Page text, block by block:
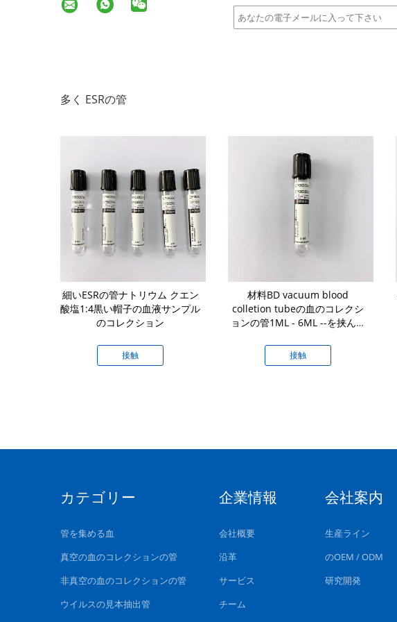
多く ESRの管
細いESRの管ナトリウム クエン
酸塩1:4黒い帽子の血液サンプル
のコレクション
接触
材料BD vacuum blood
colletion tubeの血のコレクシ
ョンの管1ML - 6ML --を挟んで
接触
カテゴリー
管を集める血
真空の血のコレクションの管
非真空の血のコレクションの管
ウイルスの見本抽出管
企業情報
会社概要
沿革
サービス
チーム
会社案内
生産ライン
のOEM / ODM
研究開発